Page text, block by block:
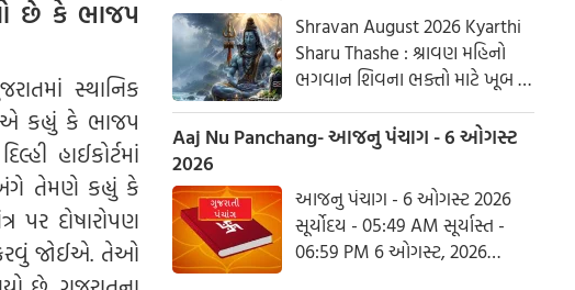
છે કે ભાજપ
સ્થાનિક
કહ્યું કે ભાજપ
હાઈકોર્ટમાં
અંગે તેમણે કહ્યું કે
પર દોષારોપણ
કરવું જોઈએ. તેઓ
માટે શુભ માનવામાં આવે છે.
આપણી પરંપરાઓમાં, સ્ત્રીઓને
પ્રકૃતિનું સ્વરૂપ માનવામાં આવે છે.
સોમવાર રહેશે
Shravan August 2026 Kyarthi
Sharu Thashe : શ્રાવણ મહિનો
ભગવાન શિવના ભક્તો માટે ખૂબ જ
ખાસ છે. આ મહિનામાં ભગવાન
શિવની પૂજા કરવાથી ઈચ્છાઓ
ઝડપથી પૂર્ણ થાય છે. ધાર્મિક
માન્યતાઓ અનુસાર, ભગવાન શિવે
આ મહિનામાં દેવી પાર્વતીને પોતાની
પત્ની તરીકે સ્વીકાર્યા હતા. ચાલો
જાણીએ કે આ વર્ષે શ્રાવણમાં કેટલા
Aaj Nu Panchang- આજનુ પંચાગ - 6 ઓગસ્ટ
2026
આજનુ પંચાગ - 6 ઓગસ્ટ 2026
સૂર્યોદય - 05:49 AM સૂર્યાસ્ત -
06:59 PM 6 ઓગસ્ટ, 2026